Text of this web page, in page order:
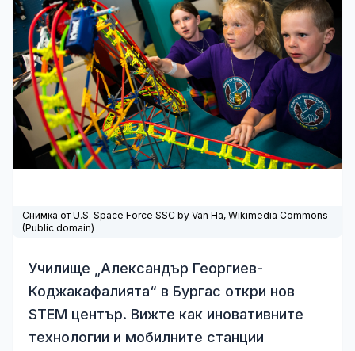
Снимка от U.S. Space Force SSC by Van Ha, Wikimedia Commons
(Public domain)
Училище „Александър Георгиев-
Коджакафалията“ в Бургас откри нов
STEM център. Вижте как иновативните
технологии и мобилните станции